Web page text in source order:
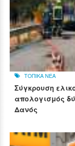
ΤΟΠΙΚΑ ΝΕΑ
Σύγκρουση
απολογισμός
Δανός